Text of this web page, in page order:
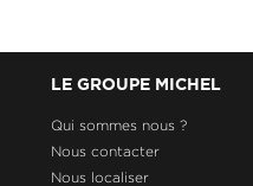
LE GROUPE MICHEL
Qui sommes nous ?
Nous contacter
Nous localiser